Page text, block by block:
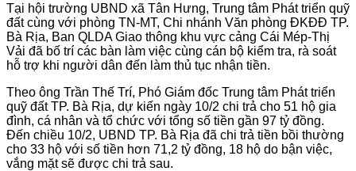
Tại hội trường UBND xã Tân Hưng, Trung tâm Phát triển quỹ
đất cùng với phòng TN-MT, Chi nhánh Văn phòng ĐKĐĐ TP.
Bà Rịa, Ban QLDA Giao thông khu vực cảng Cái Mép-Thị
Vải đã bố trí các bàn làm việc cùng cán bộ kiểm tra, rà soát
hỗ trợ khi người dân đến làm thủ tục nhận tiền.
Theo ông Trần Thế Trí, Phó Giám đốc Trung tâm Phát triển
quỹ đất TP. Bà Rịa, dự kiến ngày 10/2 chi trả cho 51 hộ gia
đình, cá nhân và tổ chức với tổng số tiền gần 97 tỷ đồng.
Đến chiều 10/2, UBND TP. Bà Rịa đã chi trả tiền bồi thường
cho 33 hộ với số tiền hơn 71,2 tỷ đồng, 18 hộ do bận việc,
vắng mặt sẽ được chi trả sau.